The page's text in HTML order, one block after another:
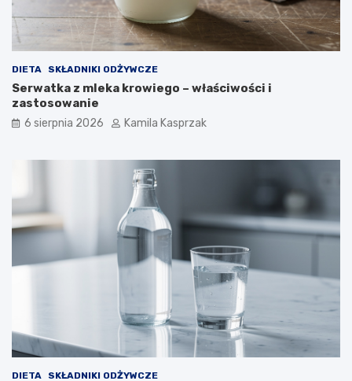
a
?
DIETA SKŁADNIKI ODŻYWCZE
Serwatka z mleka krowiego – właściwości i
zastosowanie
6 sierpnia 2026 Kamila Kasprzak
DIETA SKŁADNIKI ODŻYWCZE